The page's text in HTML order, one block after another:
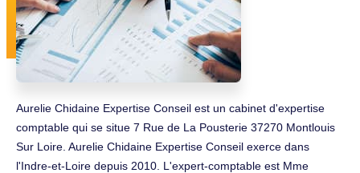
Aurelie Chidaine Expertise Conseil est un cabinet d'expertise
comptable qui se situe 7 Rue de La Pousterie 37270 Montlouis
Sur Loire. Aurelie Chidaine Expertise Conseil exerce dans
l'Indre-et-Loire depuis 2010. L'expert-comptable est Mme